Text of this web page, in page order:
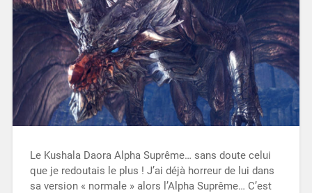
Le Kushala Daora Alpha Suprême… sans doute celui
que je redoutais le plus ! J’ai déjà horreur de lui dans
sa version « normale » alors l’Alpha Suprême… C’est